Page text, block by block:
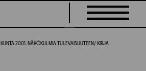
KUNTA 2001. NÄKÖKULMIA TULEVAISUUTEEN/ KIRJA